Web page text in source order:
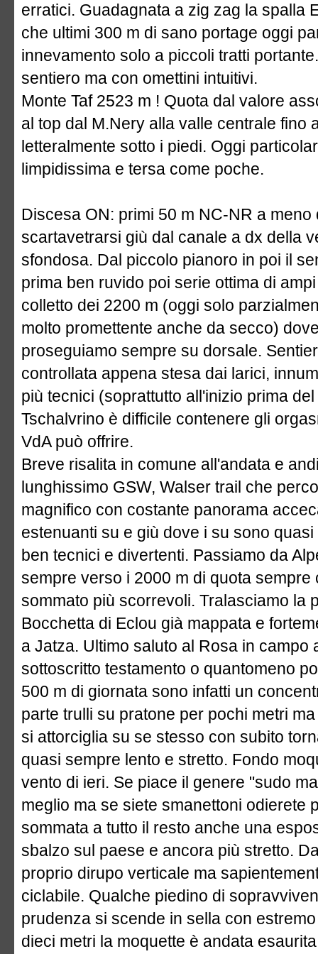
erratici. Guadagnata a zig zag la spalla
che ultimi 300 m di sano portage oggi
innevamento solo a piccoli tratti
sentiero ma con omettini intuitivi.
Monte Taf 2523 m ! Quota dal valore
al top dal M.Nery alla valle centrale fino
letteralmente sotto i piedi. Oggi
limpidissima e tersa come poche.
Discesa ON: primi 50 m NC-NR a
scartavetrarsi giù dal canale a dx della
sfondosa. Dal piccolo pianoro in poi il
prima ben ruvido poi serie ottima di
colletto dei 2200 m (oggi solo
molto promettente anche da secco)
proseguiamo sempre su dorsale.
controllata appena stesa dai larici,
più tecnici (soprattutto all'inizio prima
Tschalvrino è difficile contenere gli
VdA può offrire.
Breve risalita in comune all'andata e
lunghissimo GSW, Walser trail che
magnifico con costante panorama
estenuanti su e giù dove i su sono
ben tecnici e divertenti. Passiamo da
sempre verso i 2000 m di quota
sommato più scorrevoli. Tralasciamo la
Bocchetta di Eclou già mappata e
a Jatza. Ultimo saluto al Rosa in
sottoscritto testamento o quantomeno
500 m di giornata sono infatti un
parte trulli su pratone per pochi metri
si attorciglia su se stesso con subito
quasi sempre lento e stretto. Fondo
vento di ieri. Se piace il genere "sudo
meglio ma se siete smanettoni odierete
sommata a tutto il resto anche una
sbalzo sul paese e ancora più stretto.
proprio dirupo verticale ma
ciclabile. Qualche piedino di
prudenza si scende in sella con
dieci metri la moquette è andata